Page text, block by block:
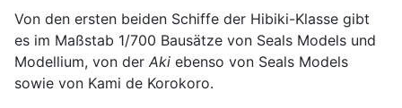
Von den ersten beiden Schiffe der Hibiki-Klasse gibt
es im Maßstab 1/700 Bausätze von Seals Models und
Modellium, von der Aki ebenso von Seals Models
sowie von Kami de Korokoro.